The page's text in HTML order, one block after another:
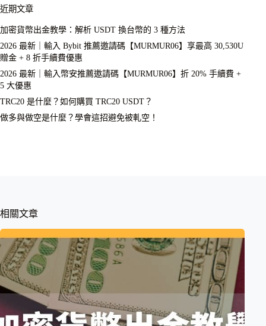
近期文章
加密貨幣出金教學：解析 USDT 換台幣的 3 種方法
2026 最新｜輸入 Bybit 推薦邀請碼【MURMUR06】享最高 30,530U
贈金 + 8 折手續費優惠
2026 最新｜輸入幣安推薦邀請碼【MURMUR06】折 20% 手續費 +
5 大優惠
TRC20 是什麼？如何購買 TRC20 USDT？
做多與做空是什麼？學會這招避免被軋空！
相關文章